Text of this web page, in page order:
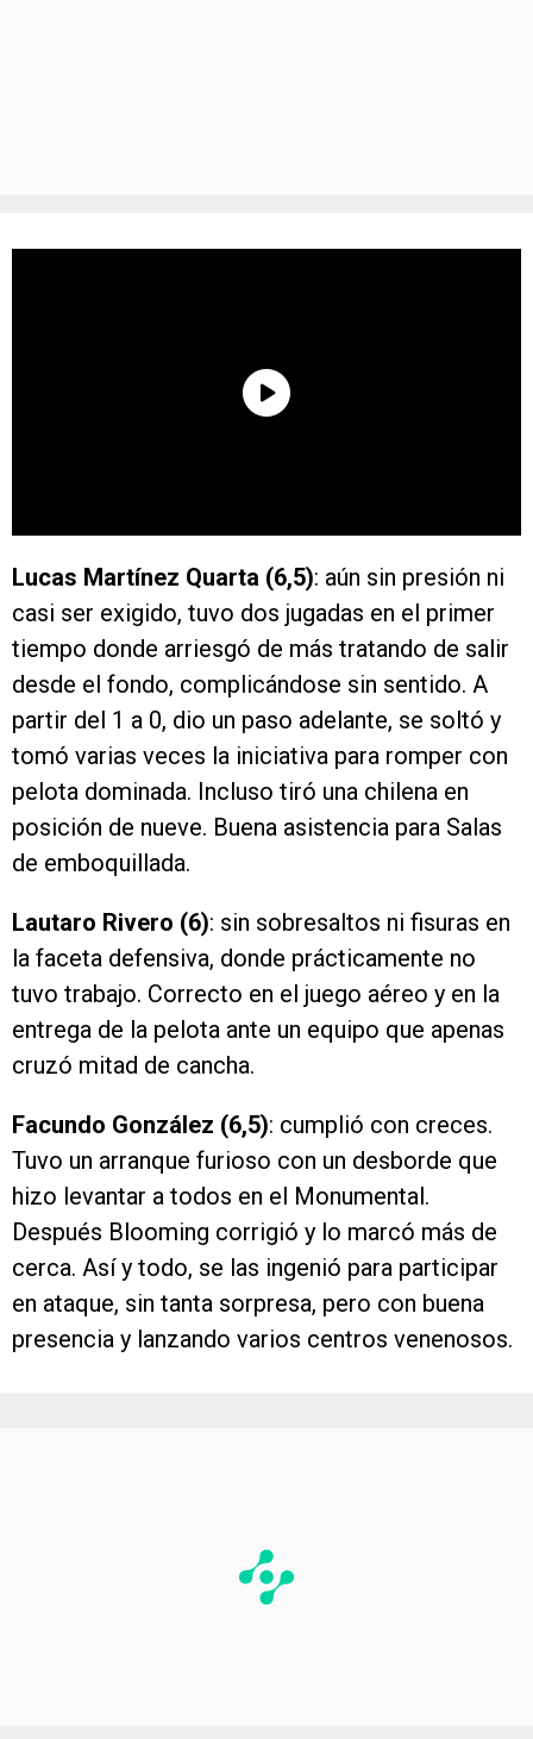
Lucas Martínez Quarta (6,5): aún sin presión ni
casi ser exigido, tuvo dos jugadas en el primer
tiempo donde arriesgó de más tratando de salir
desde el fondo, complicándose sin sentido. A
partir del 1 a 0, dio un paso adelante, se soltó y
tomó varias veces la iniciativa para romper con
pelota dominada. Incluso tiró una chilena en
posición de nueve. Buena asistencia para Salas
de emboquillada.
Lautaro Rivero (6): sin sobresaltos ni fisuras en
la faceta defensiva, donde prácticamente no
tuvo trabajo. Correcto en el juego aéreo y en la
entrega de la pelota ante un equipo que apenas
cruzó mitad de cancha.
Facundo González (6,5): cumplió con creces.
Tuvo un arranque furioso con un desborde que
hizo levantar a todos en el Monumental.
Después Blooming corrigió y lo marcó más de
cerca. Así y todo, se las ingenió para participar
en ataque, sin tanta sorpresa, pero con buena
presencia y lanzando varios centros venenosos.